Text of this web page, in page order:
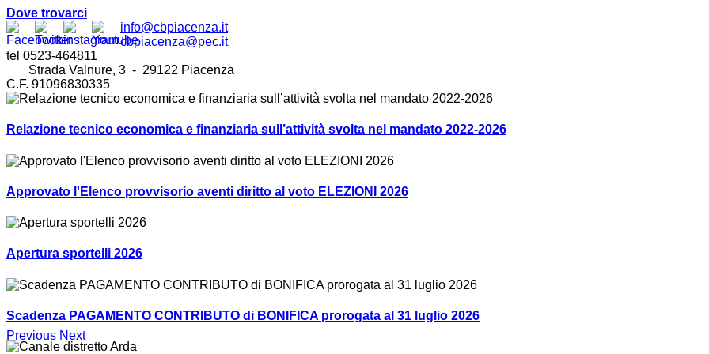
Dove trovarci
info@cbpiacenza.it
cbpiacenza@pec.it
tel 0523-464811
Strada Valnure, 3 - 29122 Piacenza
C.F. 91096830335
Relazione tecnico economica e finanziaria sull’attività svolta nel mandato 2022-2026
Approvato l'Elenco provvisorio aventi diritto al voto ELEZIONI 2026
Apertura sportelli 2026
Scadenza PAGAMENTO CONTRIBUTO di BONIFICA prorogata al 31 luglio 2026
Previous Next